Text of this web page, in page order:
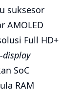
suksesor
AMOLED
Full HD+
display
SoC
RAM